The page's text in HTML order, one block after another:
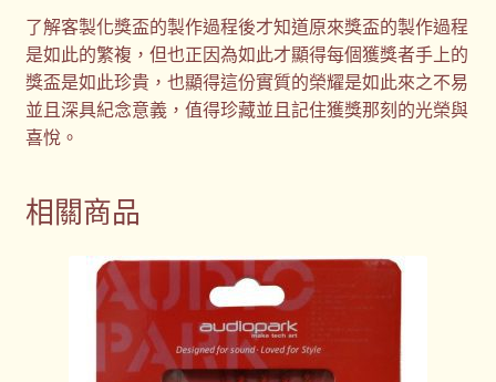
了解客製化獎盃的製作過程後才知道原來獎盃的製作過程
是如此的繁複，但也正因為如此才顯得每個獲獎者手上的
獎盃是如此珍貴，也顯得這份實質的榮耀是如此來之不易
並且深具紀念意義，值得珍藏並且記住獲獎那刻的光榮與
喜悅。
相關商品